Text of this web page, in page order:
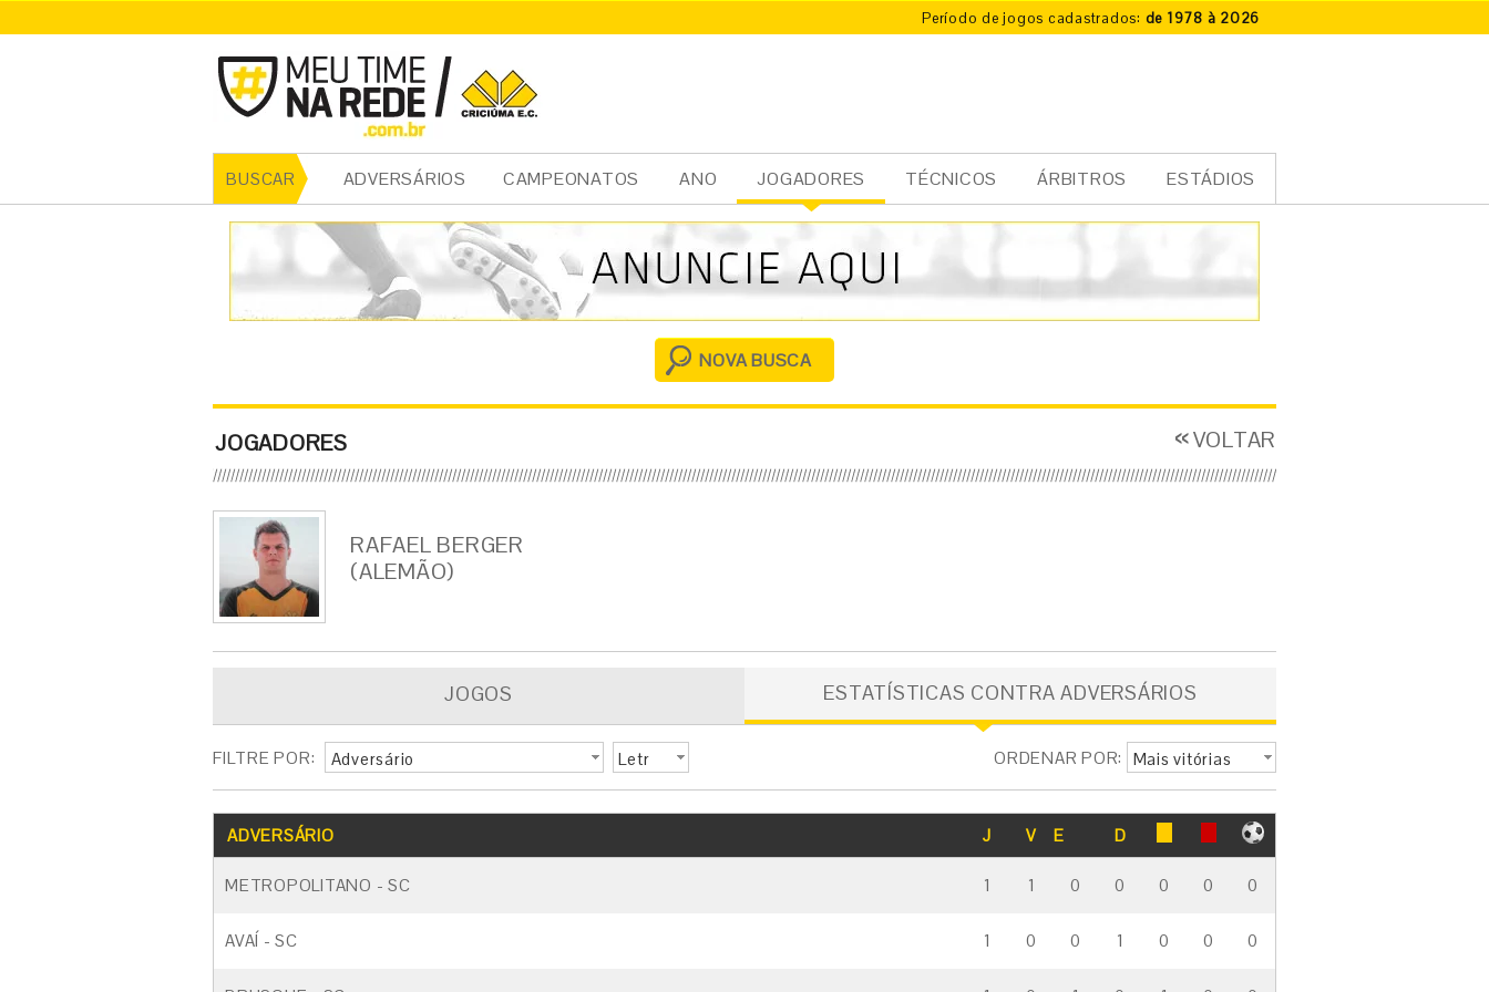
Período de jogos cadastrados: de 1978 à 2026
BUSCAR ADVERSÁRIOS CAMPEONATOS ANO JOGADORES TÉCNICOS ÁRBITROS ESTÁDIOS
cia
l
NOVA BUSCA
JOGADORES VOLTAR
RAFAEL BERGER
(ALEMÃO)
JOGOS ESTATÍSTICAS CONTRA ADVERSÁRIOS
FILTRE POR: Adversário
Letr
ORDENAR POR: Mais vitórias
ADVERSÁRIO J V E D
METROPOLITANO - SC 1 1 0 0 0 0 0
AVAÍ - SC 1 0 0 1 0 0 0